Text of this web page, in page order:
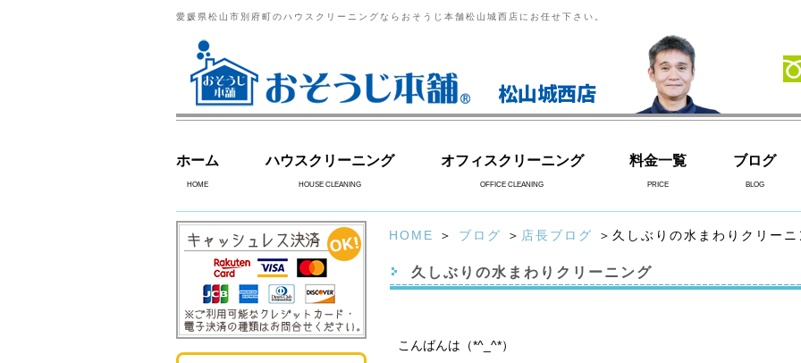
愛媛県松山市別府町のハウスクリーニングならおそうじ本舗松山城西店にお任せ下さい。
松山城西店
ホーム
HOME
ハウスクリーニング
HOUSE CLEANING
オフィスクリーニング
OFFICE CLEANING
料金一覧
PRICE
ブログ
BLOG
HOME ＞ ブログ ＞ 店長ブログ ＞久しぶりの水まわりクリーニ
久しぶりの水まわりクリーニング
こんばんは（*^_^*）